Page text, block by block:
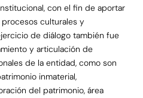
con el fin de aportar
culturales y
de diálogo también fue
y articulación de
de la entidad, como son
inmaterial,
del patrimonio, área